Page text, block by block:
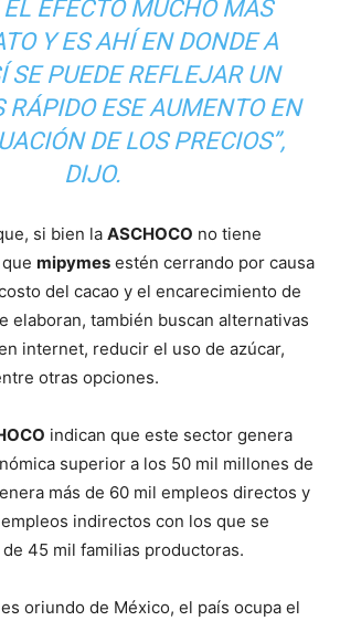
EFECTO MUCHO MÁS
Y ES AHÍ EN DONDE A
SE PUEDE REFLEJAR UN
RÁPIDO ESE AUMENTO EN
DE LOS PRECIOS”,
DIJO.
si bien la ASCHOCO no tiene
mipymes estén cerrando por causa
del cacao y el encarecimiento de
elaboran, también buscan alternativas
internet, reducir el uso de azúcar,
otras opciones.
indican que este sector genera
superior a los 50 mil millones de
más de 60 mil empleos directos y
indirectos con los que se
45 mil familias productoras.
oriundo de México, el país ocupa el